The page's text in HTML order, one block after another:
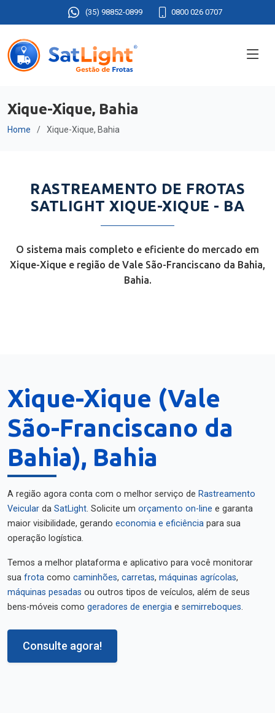
(35) 98852-0899 0800 026 0707
Xique-Xique, Bahia
Home Xique-Xique, Bahia
RASTREAMENTO DE FROTAS
SATLIGHT XIQUE-XIQUE - BA
O sistema mais completo e eficiente do mercado em
Xique-Xique e região de Vale São-Franciscano da Bahia,
Bahia.
Xique-Xique (Vale
São-Franciscano da
Bahia), Bahia
A região agora conta com o melhor serviço de Rastreamento
Veicular da SatLight. Solicite um orçamento on-line e garanta
maior visibilidade, gerando economia e eficiência para sua
operação logística.
Temos a melhor plataforma e aplicativo para você monitorar
sua frota como caminhões, carretas, máquinas agrícolas,
máquinas pesadas ou outros tipos de veículos, além de seus
bens-móveis como geradores de energia e semirreboques.
Consulte agora!